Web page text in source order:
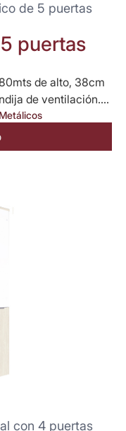
de 5 puertas
puertas
de alto, 38cm
de ventilación....
con 4 puertas